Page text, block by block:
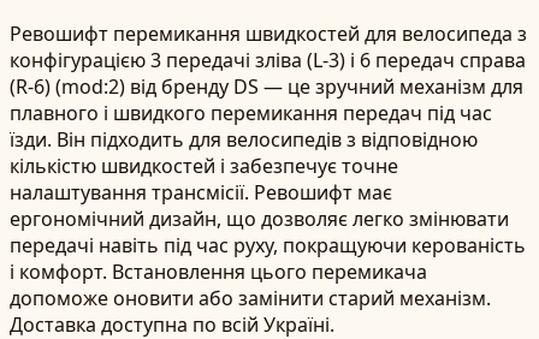
Ревошифт перемикання швидкостей для велосипеда з
конфігурацією 3 передачі зліва (L-3) і 6 передач справа
(R-6) (mod:2) від бренду DS — це зручний механізм для
плавного і швидкого перемикання передач під час
їзди. Він підходить для велосипедів з відповідною
кількістю швидкостей і забезпечує точне
налаштування трансмісії. Ревошифт має
ергономічний дизайн, що дозволяє легко змінювати
передачі навіть під час руху, покращуючи керованість
і комфорт. Встановлення цього перемикача
допоможе оновити або замінити старий механізм.
Доставка доступна по всій Україні.